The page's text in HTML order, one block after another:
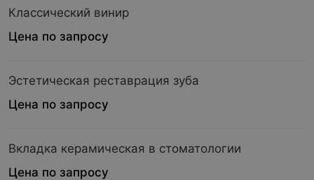
Классический винир
Цена по запросу
Эстетическая реставрация зуба
Цена по запросу
Вкладка керамическая в стоматологии
Цена по запросу